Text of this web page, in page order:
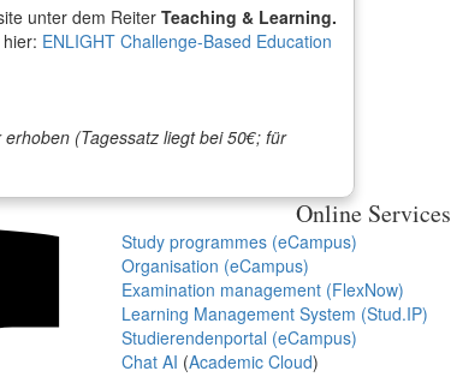
unter dem Reiter Teaching & Learning.
ENLIGHT Challenge-Based Education
(Tagessatz liegt bei 50€; für
Online Services
Study programmes (eCampus)
Organisation (eCampus)
Examination management (FlexNow)
Learning Management System (Stud.IP)
Studierendenportal (eCampus)
Chat AI (Academic Cloud)